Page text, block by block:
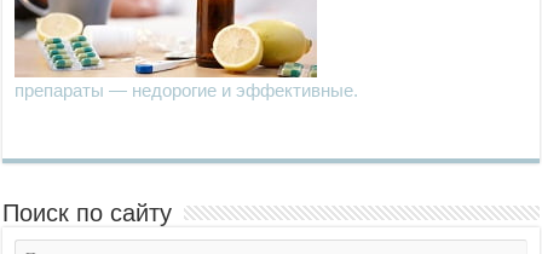
препараты — недорогие и эффективные.
Поиск по сайту